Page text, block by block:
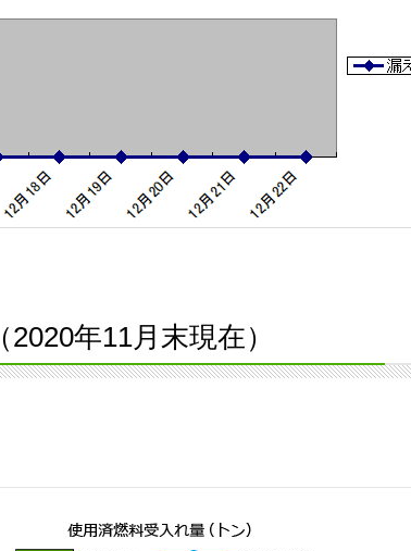
（2020年11月末現在）